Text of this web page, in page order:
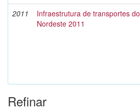
2011
Infraestrutura de transportes do
Nordeste 2011
Refinar